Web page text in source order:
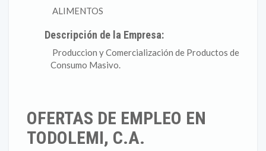
ALIMENTOS
Descripción de la Empresa:
Produccion y Comercialización de Productos de
Consumo Masivo.
OFERTAS DE EMPLEO EN
TODOLEMI, C.A.